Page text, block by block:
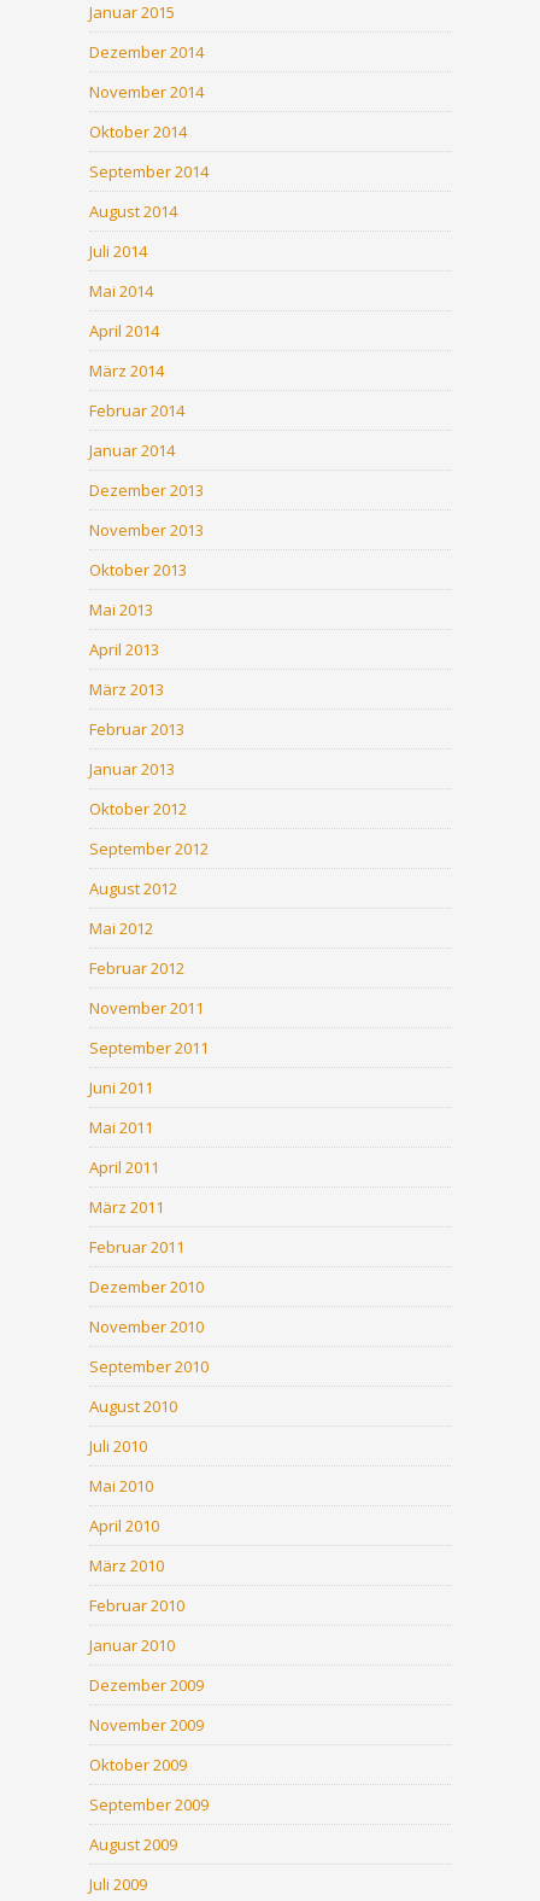
Januar 2015
Dezember 2014
November 2014
Oktober 2014
September 2014
August 2014
Juli 2014
Mai 2014
April 2014
März 2014
Februar 2014
Januar 2014
Dezember 2013
November 2013
Oktober 2013
Mai 2013
April 2013
März 2013
Februar 2013
Januar 2013
Oktober 2012
September 2012
August 2012
Mai 2012
Februar 2012
November 2011
September 2011
Juni 2011
Mai 2011
April 2011
März 2011
Februar 2011
Dezember 2010
November 2010
September 2010
August 2010
Juli 2010
Mai 2010
April 2010
März 2010
Februar 2010
Januar 2010
Dezember 2009
November 2009
Oktober 2009
September 2009
August 2009
Juli 2009